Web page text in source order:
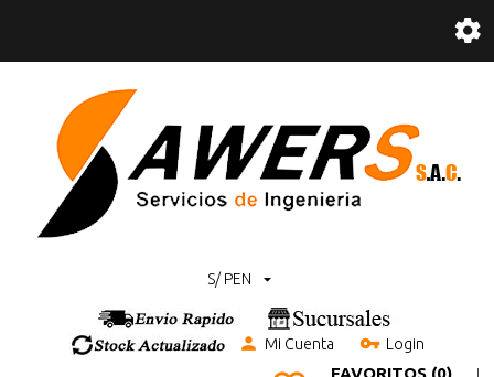
S/ PEN
Mi Cuenta Login